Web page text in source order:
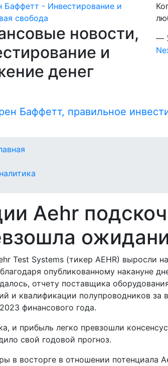
новости,
и
денег
—
Aehr
Test Systems (тикер AEHR) выросли
опубликованному накануне
отчету поставщика
и квалификации полупроводников за
финансового года.
и прибыль легко превзошли
свой годовой прогноз.
в восторге в отношении потенциала